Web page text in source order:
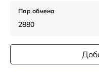
Пар обмена
2880